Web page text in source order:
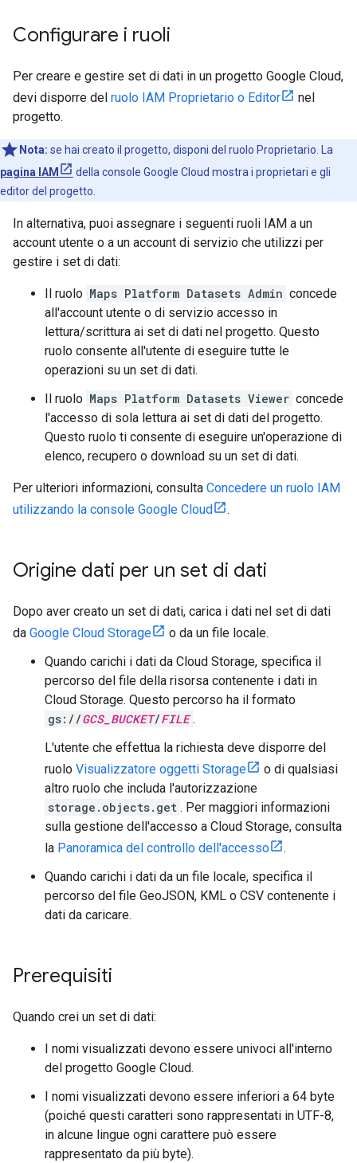
Configurare i ruoli
Per creare e gestire set di dati in un progetto Google Cloud,
devi disporre del ruolo IAM Proprietario o Editor
nel
progetto.
Nota: se hai creato il progetto, disponi del ruolo Proprietario. La
pagina IAM
della console Google Cloud mostra i proprietari e gli
editor del progetto.
In alternativa, puoi assegnare i seguenti ruoli IAM a un
account utente o a un account di servizio che utilizzi per
gestire i set di dati:
Il ruolo Maps Platform Datasets Admin concede
all'account utente o di servizio accesso in
lettura/scrittura ai set di dati nel progetto. Questo
ruolo consente all'utente di eseguire tutte le
operazioni su un set di dati.
Il ruolo Maps Platform Datasets Viewer concede
l'accesso di sola lettura ai set di dati del progetto.
Questo ruolo ti consente di eseguire un'operazione di
elenco, recupero o download su un set di dati.
Per ulteriori informazioni, consulta Concedere un ruolo IAM
utilizzando la console Google Cloud
.
Origine dati per un set di dati
Dopo aver creato un set di dati, carica i dati nel set di dati
da Google Cloud Storage
o da un file locale.
Quando carichi i dati da Cloud Storage, specifica il
percorso del file della risorsa contenente i dati in
Cloud Storage. Questo percorso ha il formato
gs://GCS_BUCKET/FILE .
L'utente che effettua la richiesta deve disporre del
ruolo Visualizzatore oggetti Storage
o di qualsiasi
altro ruolo che includa l'autorizzazione
storage.objects.get . Per maggiori informazioni
sulla gestione dell'accesso a Cloud Storage, consulta
la Panoramica del controllo dell'accesso
.
Quando carichi i dati da un file locale, specifica il
percorso del file GeoJSON, KML o CSV contenente i
dati da caricare.
Prerequisiti
Quando crei un set di dati:
I nomi visualizzati devono essere univoci all'interno
del progetto Google Cloud.
I nomi visualizzati devono essere inferiori a 64 byte
(poiché questi caratteri sono rappresentati in UTF-8,
in alcune lingue ogni carattere può essere
rappresentato da più byte).